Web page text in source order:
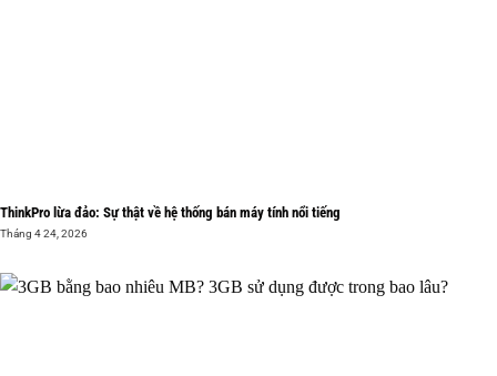
ThinkPro lừa đảo: Sự thật về hệ thống bán máy tính nổi tiếng
Tháng 4 24, 2026